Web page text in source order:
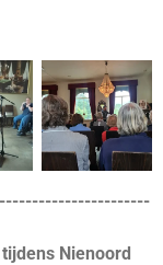
Nienoord